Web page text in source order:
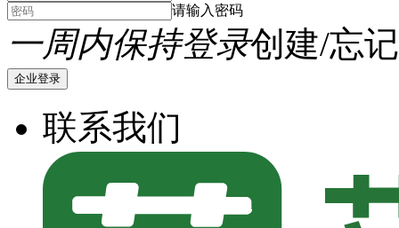
请输入密码
一周内保持登录创建/忘
企业登录
联系我们